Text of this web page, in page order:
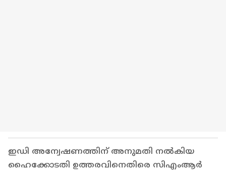
ഇഡി അന്വേഷണത്തിന് അനുമതി നൽകിയ
ഹൈക്കോടതി ഉത്തരവിനെതിരെ സിഎംആർ